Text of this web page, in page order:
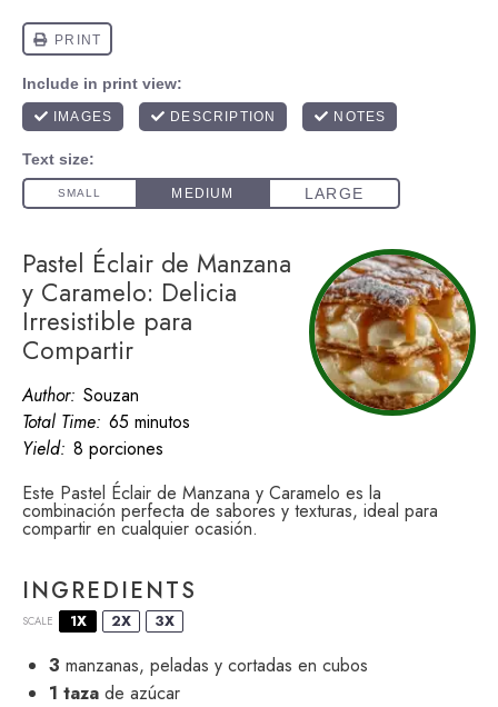
Pastel Éclair de Manzana
y Caramelo: Delicia
Irresistible para
Compartir
Author: Souzan
Total Time: 65 minutos
Yield: 8 porciones
Este Pastel Éclair de Manzana y Caramelo es la
combinación perfecta de sabores y texturas, ideal para
compartir en cualquier ocasión.
INGREDIENTS
SCALE 1X 2X 3X
3 manzanas, peladas y cortadas en cubos
1 taza de azúcar